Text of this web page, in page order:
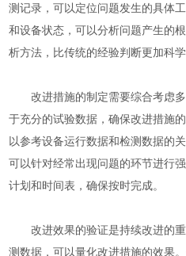
测记录，可以定位问题发生的具体
和设备状态，可以分析问题产生的
析方法，比传统的经验判断更加科学
改进措施的制定需要综合考虑多
于充分的试验数据，确保改进措施
以参考设备运行数据和检测数据的
可以针对经常出现问题的环节进行
计划和时间表，确保按时完成。
改进效果的验证是持续改进的重
测数据，可以量化改进措施的效果